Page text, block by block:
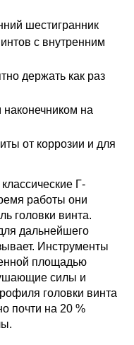
шестигранник
с внутренним
держать как раз
на
от коррозии и для
Г-
работы они
головки винта.
дальнейшего
Инструменты
площадью
силы и
головки винта
почти на 20 %